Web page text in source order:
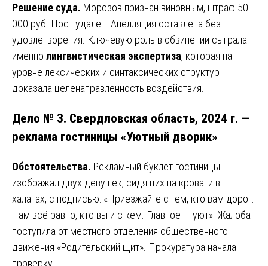
Решение суда. Морозов признан виновным, штраф 50
000 руб. Пост удалён. Апелляция оставлена без
удовлетворения. Ключевую роль в обвинении сыграла
именно лингвистическая экспертиза, которая на
уровне лексических и синтаксических структур
доказала целенаправленность воздействия.
Дело № 3. Свердловская область, 2024 г. —
реклама гостиницы «Уютный дворик»
Обстоятельства. Рекламный буклет гостиницы
изображал двух девушек, сидящих на кровати в
халатах, с подписью: «Приезжайте с тем, кто вам дорог.
Нам всё равно, кто вы и с кем. Главное — уют». Жалоба
поступила от местного отделения общественного
движения «Родительский щит». Прокуратура начала
проверку.